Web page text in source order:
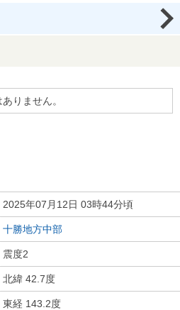
りません。
2025年07月12日 03時44分頃
十勝地方中部
震度2
北緯 42.7度
東経 143.2度